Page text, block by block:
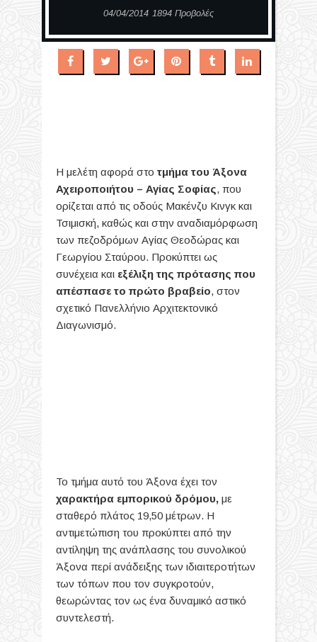
04/04/2014 1894 Προβολές
Η μελέτη αφορά στο τμήμα του Άξονα
Αχειροποιήτου – Αγίας Σοφίας, που
ορίζεται από τις οδούς Μακένζυ Κινγκ και
Τσιμισκή, καθώς και στην αναδιαμόρφωση
των πεζοδρόμων Αγίας Θεοδώρας και
Γεωργίου Σταύρου. Προκύπτει ως
συνέχεια και εξέλιξη της πρότασης που
απέσπασε το πρώτο βραβείο, στον
σχετικό Πανελλήνιο Αρχιτεκτονικό
Διαγωνισμό.
Το τμήμα αυτό του Άξονα έχει τον
χαρακτήρα εμπορικού δρόμου, με
σταθερό πλάτος 19,50 μέτρων. Η
αντιμετώπιση του προκύπτει από την
αντίληψη της ανάπλασης του συνολικού
Άξονα περί ανάδειξης των ιδιαιτεροτήτων
των τόπων που τον συγκροτούν,
θεωρώντας τον ως ένα δυναμικό αστικό
συντελεστή.